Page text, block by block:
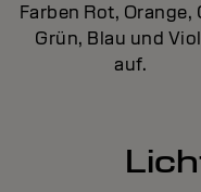
Farben Rot, Orange,
Grün, Blau und
auf.